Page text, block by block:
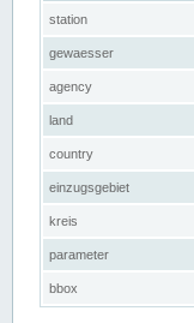
station
gewaesser
agency
land
country
einzugsgebiet
kreis
parameter
bbox